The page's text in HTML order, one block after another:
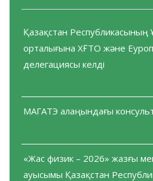
Қазақстан Республикасының
орталығына ХҒТО және
делегациясы келді
МАГАТЭ алаңындағы
«Жас физик – 2026» жазғы
ауысымы Қазақстан